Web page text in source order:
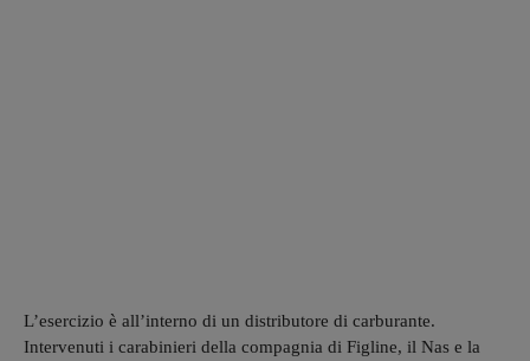
L’esercizio è all’interno di un distributore di carburante.
Intervenuti i carabinieri della compagnia di Figline, il Nas e la